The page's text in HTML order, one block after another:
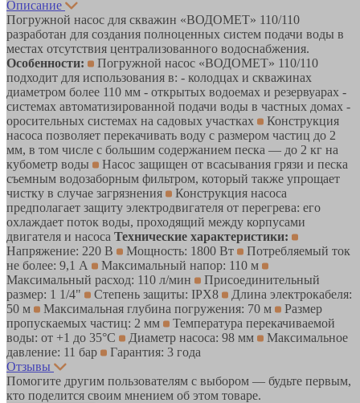
Описание
Погружной насос для скважин «ВОДОМЕТ» 110/110
разработан для создания полноценных систем подачи воды в
местах отсутствия централизованного водоснабжения.
Особенности:
Погружной насос «ВОДОМЕТ» 110/110
подходит для использования в: - колодцах и скважинах
диаметром более 110 мм - открытых водоемах и резервуарах -
системах автоматизированной подачи воды в частных домах -
оросительных системах на садовых участках
Конструкция
насоса позволяет перекачивать воду с размером частиц до 2
мм, в том числе с большим содержанием песка — до 2 кг на
кубометр воды
Насос защищен от всасывания грязи и песка
съемным водозаборным фильтром, который также упрощает
чистку в случае загрязнения
Конструкция насоса
предполагает защиту электродвигателя от перегрева: его
охлаждает поток воды, проходящий между корпусами
двигателя и насоса Технические характеристики:
Напряжение: 220 В
Мощность: 1800 Вт
Потребляемый ток
не более: 9,1 А
Максимальный напор: 110 м
Максимальный расход: 110 л/мин
Присоединительный
размер: 1 1/4"
Степень защиты: IPХ8
Длина электрокабеля:
50 м
Максимальная глубина погружения: 70 м
Размер
пропускаемых частиц: 2 мм
Температура перекачиваемой
воды: от +1 до 35°С
Диаметр насоса: 98 мм
Максимальное
давление: 11 бар
Гарантия: 3 года
Отзывы
Помогите другим пользователям с выбором — будьте первым,
кто поделится своим мнением об этом товаре.